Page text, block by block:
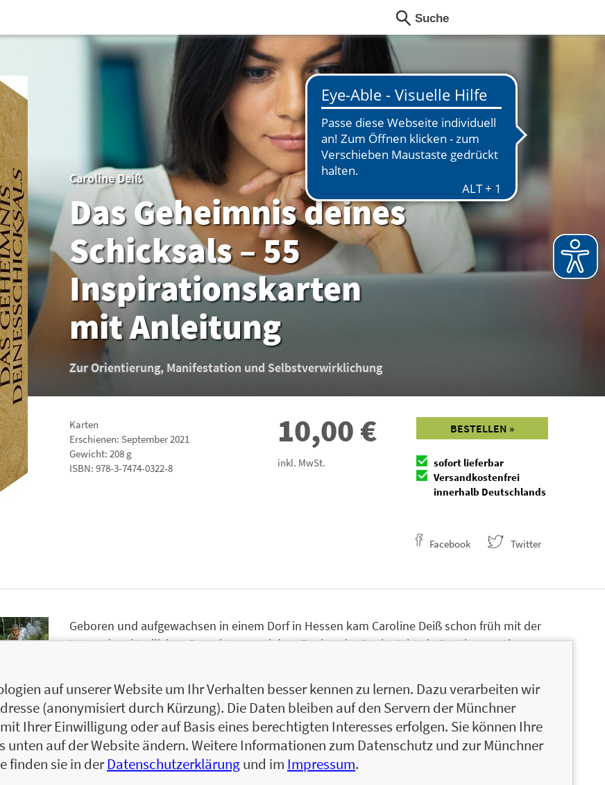
Caroline Deiß
Das Geheimnis deines
Schicksals – 55
Inspirationskarten
mit Anleitung
Zur Orientierung, Manifestation und Selbstverwirklichung
Karten
Erschienen: September 2021
Gewicht: 208 g
ISBN: 978-3-7474-0322-8
10,00€
inkl. MwSt.
BESTELLEN »
sofort lieferbar
Versandkostenfrei
innerhalb Deutschlands
Facebook Twitter
Geboren und aufgewachsen in einem Dorf in Hessen kam Caroline Deiß schon früh mit der
Natur, dem ländlichen Brauchtum und dem Zauber der Rauhnächte in Berührung. Als
in zahlreichen Führungen, Kochkursen und Seminaren über die Magie der Wildkräuter.
Fasziniert von der Kraft des Räucherns und dem Geheimnis der Rauhnächte gibt sie ihr
Wissen darüber in vielen Kursen und Vortragsreihen weiter. Privat beschäftigt sich die Autorin
mit der Entdeckung von mystischen Kraftorten, dem Geheimnis des Räucherns orientalischer
und keltischer Pflanzen und Wanderungen in den bayerischen Bergen.
auf unserer Website um Ihr Verhalten besser kennen zu lernen. Dazu verarbeiten wir
(anonymisiert durch Kürzung). Die Daten bleiben auf den Servern der Münchner
Ihrer Einwilligung oder auf Basis eines berechtigten Interesses erfolgen. Sie können Ihre
auf der Website ändern. Weitere Informationen zum Datenschutz und zur Münchner
finden sie in derDatenschutzerklärungund im Impressum.